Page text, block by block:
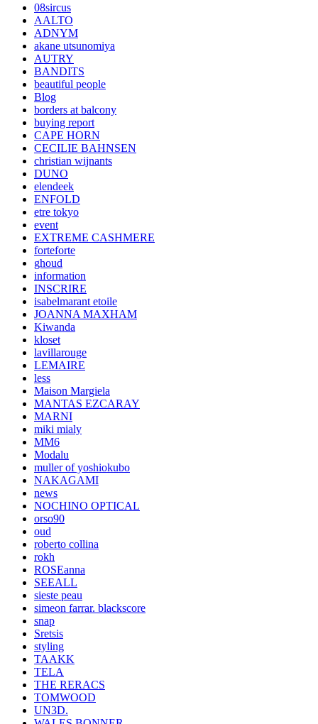
08sircus
AALTO
ADNYM
akane utsunomiya
AUTRY
BANDITS
beautiful people
Blog
borders at balcony
buying report
CAPE HORN
CECILIE BAHNSEN
christian wijnants
DUNO
elendeek
ENFOLD
etre tokyo
event
EXTREME CASHMERE
forteforte
ghoud
information
INSCRIRE
isabelmarant etoile
JOANNA MAXHAM
Kiwanda
kloset
lavillarouge
LEMAIRE
less
Maison Margiela
MANTAS EZCARAY
MARNI
miki mialy
MM6
Modalu
muller of yoshiokubo
NAKAGAMI
news
NOCHINO OPTICAL
orso90
oud
roberto collina
rokh
ROSEanna
SEEALL
sieste peau
simeon farrar. blackscore
snap
Sretsis
styling
TAAKK
TELA
THE RERACS
TOMWOOD
UN3D.